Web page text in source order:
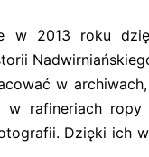
w 2013 roku
w
rafineriach
Dzięki ich